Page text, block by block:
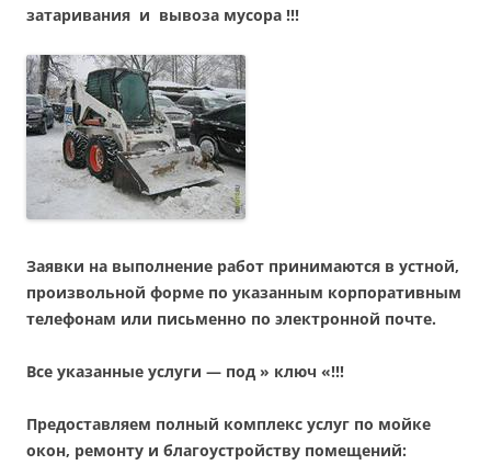
затаривания и вывоза мусора !!!
Заявки на выполнение работ принимаются в устной,
произвольной форме по указанным корпоративным
телефонам или письменно по электронной почте.
Все указанные услуги — под » ключ «!!!
Предоставляем полный комплекс услуг по мойке
окон, ремонту и благоустройству помещений: